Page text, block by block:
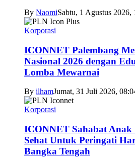
By NaomiSabtu, 1 Agustus 2026,
Korporasi
ICONNET Palembang
Nasional 2026 dengan
Lomba Mewarnai
By ilhamJumat, 31 Juli 2026,
Korporasi
ICONNET Sahabat Anak
Sehat Untuk Peringati
Bangka Tengah